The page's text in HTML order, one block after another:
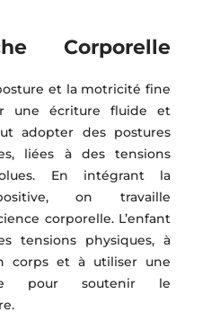
Corporelle
et la motricité fine
une écriture fluide et
adopter des postures
liées à des tensions
En intégrant la
on travaille
corporelle. L’enfant
tensions physiques, à
corps et à utiliser une
pour soutenir le